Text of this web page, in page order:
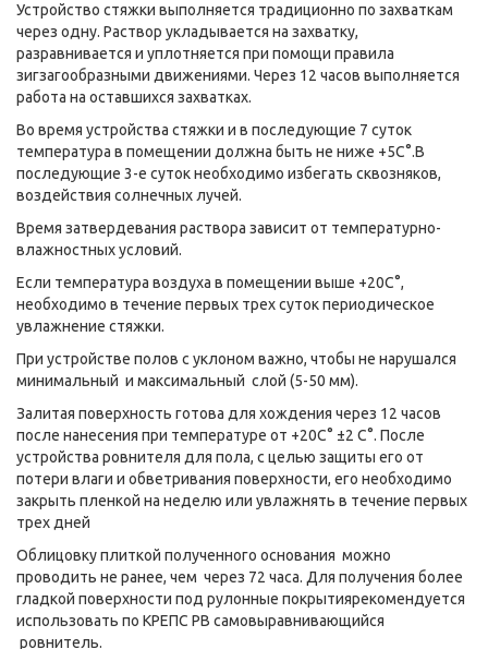
Устройство стяжки выполняется традиционно по захваткам
через одну. Раствор укладывается на захватку,
разравнивается и уплотняется при помощи правила
зигзагообразными движениями. Через 12 часов выполняется
работа на оставшихся захватках.
Во время устройства стяжки и в последующие 7 суток
температура в помещении должна быть не ниже +5С°.В
последующие 3-е суток необходимо избегать сквозняков,
воздействия солнечных лучей.
Время затвердевания раствора зависит от температурно-
влажностных условий.
Если температура воздуха в помещении выше +20С°,
необходимо в течение первых трех суток периодическое
увлажнение стяжки.
При устройстве полов с уклоном важно, чтобы не нарушался
минимальный и максимальный слой (5-50 мм).
Залитая поверхность готова для хождения через 12 часов
после нанесения при температуре от +20С° ±2 С°. После
устройства ровнителя для пола, с целью защиты его от
потери влаги и обветривания поверхности, его необходимо
закрыть пленкой на неделю или увлажнять в течение первых
трех дней
Облицовку плиткой полученного основания можно
проводить не ранее, чем через 72 часа. Для получения более
гладкой поверхности под рулонные покрытиярекомендуется
использовать по КРЕПС РВ самовыравнивающийся
ровнитель.